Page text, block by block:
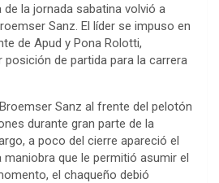
la jornada sabatina volvió a
Sanz. El líder se impuso en
de Apud y Pona Rolotti,
de partida para la carrera
Sanz al frente del pelotón
durante gran parte de la
a poco del cierre apareció el
que le permitió asumir el
el chaqueño debió